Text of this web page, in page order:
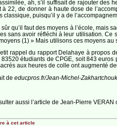
ah, s’il suffisait de rajouter des
à 22, de donner à haute dose de
classique, puisqu’il y a de
sûr qu’il faut des moyens à l’école, mais
sans avoir réfléchi à leur utilisation. Ce
(1) » Mais utilisons ces moyens au
rappel du rapport Delahaye à propos
83520 étudiants de CPGE, soit 843
aux heures de colle ont augmenté
de educpros.fr/Jean-Michel-Zakhartchouk
aussi l’article de Jean-Pierre VERAN
à cet article